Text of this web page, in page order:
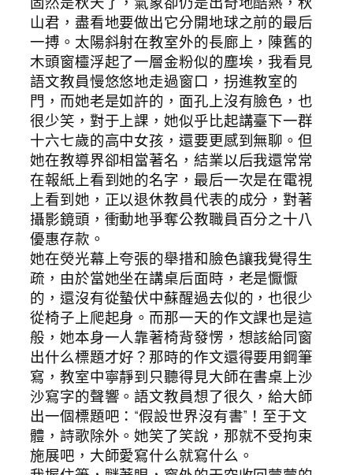
山君，盡看地要做出它分開地球之前的最后
一搏。太陽斜射在教室外的長廊上，陳舊的
木頭窗欞浮起了一層金粉似的塵埃，我看見
語文教員慢悠悠地走過窗口，拐進教室的
門，而她老是如許的，面孔上沒有臉色，也
很少笑，對于上課，她似乎比起講臺下一群
十六七歲的高中女孩，還要更感到無聊。但
她在教導界卻相當著名，結業以后我還常常
在報紙上看到她的名字，最后一次是在電視
上看到她，正以退休教員代表的成分，對著
攝影鏡頭，衝動地爭奪公教職員百分之十八
優惠存款。
她在熒光幕上夸張的舉措和臉色讓我覺得生
疏，由於當她坐在講桌后面時，老是懨懨
的，還沒有從蟄伏中蘇醒過去似的，也很少
從椅子上爬起身。而那一天的作文課也是這
般，她本身一人靠著椅背發愣，想該給同窗
出什么標題才好？那時的作文還得要用鋼筆
寫，教室中寧靜到只聽得見大師在書桌上沙
沙寫字的聲響。語文教員想了很久，給大師
出一個標題吧：“假設世界沒有書”！至于文
體，詩歌除外。她笑了笑說，那就不受拘束
施展吧，大師愛寫什么就寫什么。